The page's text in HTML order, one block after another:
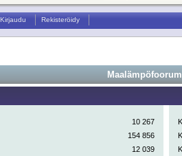
Kirjaudu Rekisteröidy
10 267
154 856
12 039